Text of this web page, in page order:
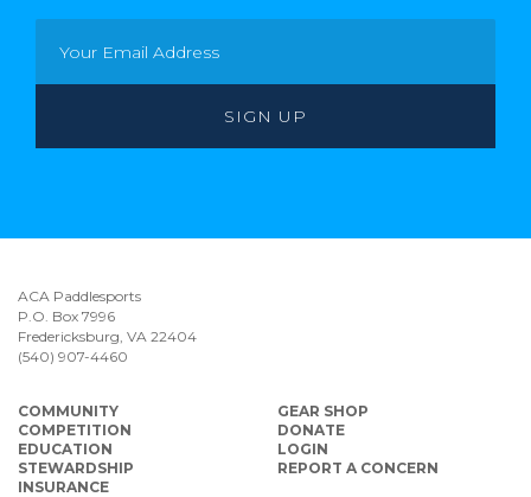
ACA Paddlesports
P.O. Box 7996
Fredericksburg, VA 22404
(540) 907-4460
COMMUNITY
COMPETITION
EDUCATION
STEWARDSHIP
INSURANCE
GEAR SHOP
DONATE
LOGIN
REPORT A CONCERN